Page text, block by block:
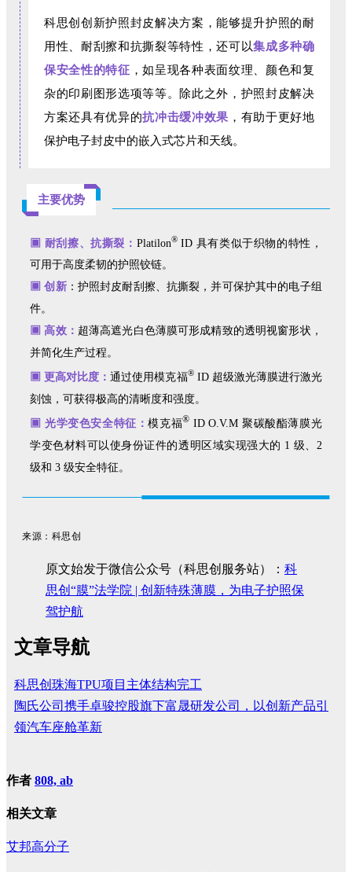
科思创创新护照封皮解决方案，能够提升护照的耐
用性、耐刮擦和抗撕裂等特性，还可以集成多种确
保安全性的特征 ，如呈现各种表面纹理、颜色和复
杂的印刷图形选项等等。除此之外，护照封皮解决
方案还具有优异的抗冲击缓冲效果 ，有助于更好地
保护电子封皮中的嵌入式芯片和天线。
主要优势
▣ 耐刮擦、抗撕裂： Platilon®ID 具有类似于织物的特性，
可用于高度柔韧的护照铰链。
▣ 创新：护照封皮耐刮擦、抗撕裂，并可保护其中的电子组
件。
▣ 高效： 超薄高遮光白色薄膜可形成精致的透明视窗形状，
并简化生产过程。
▣ 更高对比度：通过使用模克福®ID 超级激光薄膜进行激光
刻蚀，可获得极高的清晰度和强度。
▣ 光学变色安全特征：模克福® ID O.V.M 聚碳酸酯薄膜光
学变色材料可以使身份证件的透明区域实现强大的 1 级、2
级和 3 级安全特征。
来源：科思创
原文始发于微信公众号（科思创服务站）： 科
思创“膜”法学院 | 创新特殊薄膜，为电子护照保
驾护航
文章导航
科思创珠海TPU项目主体结构完工
陶氏公司携手卓骏控股旗下富晟研发公司，以创新产品引
领汽车座舱革新
作者 808, ab
相关文章
艾邦高分子